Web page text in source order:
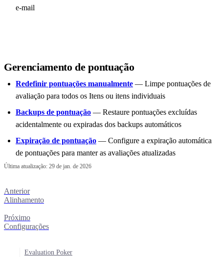
e-mail
Gerenciamento de pontuação
Redefinir pontuações manualmente — Limpe pontuações de
avaliação para todos os Itens ou itens individuais
Backups de pontuação — Restaure pontuações excluídas
acidentalmente ou expiradas dos backups automáticos
Expiração de pontuação — Configure a expiração automática
de pontuações para manter as avaliações atualizadas
Última atualização: 29 de jan. de 2026
Anterior
Alinhamento
Próximo
Configurações
Evaluation Poker